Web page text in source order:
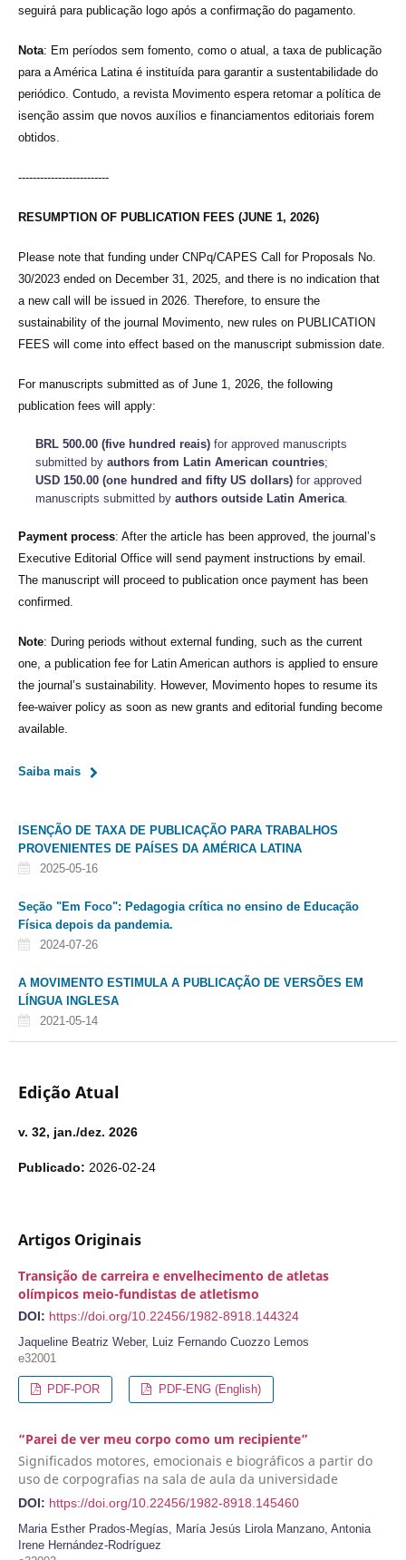
seguirá para publicação logo após a confirmação do pagamento.
Nota: Em períodos sem fomento, como o atual, a taxa de publicação
para a América Latina é instituída para garantir a sustentabilidade do
periódico. Contudo, a revista Movimento espera retomar a política de
isenção assim que novos auxílios e financiamentos editoriais forem
obtidos.
-------------------------
RESUMPTION OF PUBLICATION FEES (JUNE 1, 2026)
Please note that funding under CNPq/CAPES Call for Proposals No.
30/2023 ended on December 31, 2025, and there is no indication that
a new call will be issued in 2026. Therefore, to ensure the
sustainability of the journal Movimento, new rules on PUBLICATION
FEES will come into effect based on the manuscript submission date.
For manuscripts submitted as of June 1, 2026, the following
publication fees will apply:
BRL 500.00 (five hundred reais)for approved manuscripts
submitted byauthors from Latin American countries;
USD 150.00 (one hundred and fifty US dollars)for approved
manuscripts submitted byauthors outside Latin America.
Payment process: After the article has been approved, the journal’s
Executive Editorial Office will send payment instructions by email.
The manuscript will proceed to publication once payment has been
confirmed.
Note: During periods without external funding, such as the current
one, a publication fee for Latin American authors is applied to ensure
the journal’s sustainability. However, Movimento hopes to resume its
fee-waiver policy as soon as new grants and editorial funding become
available.
Saiba mais
ISENÇÃO DE TAXA DE PUBLICAÇÃO PARA TRABALHOS
PROVENIENTES DE PAÍSES DA AMÉRICA LATINA
2025-05-16
Seção "Em Foco": Pedagogia crítica no ensino de Educação
Física depois da pandemia.
2024-07-26
A MOVIMENTO ESTIMULA A PUBLICAÇÃO DE VERSÕES EM
LÍNGUA INGLESA
2021-05-14
Edição Atual
v. 32, jan./dez. 2026
Publicado: 2026-02-24
Artigos Originais
Transição de carreira e envelhecimento de atletas
olímpicos meio-fundistas de atletismo
DOI: https://doi.org/10.22456/1982-8918.144324
Jaqueline Beatriz Weber, Luiz Fernando Cuozzo Lemos
e32001
PDF-POR PDF-ENG (English)
“Parei de ver meu corpo como um recipiente”
Significados motores, emocionais e biográficos a partir do
uso de corpografias na sala de aula da universidade
DOI: https://doi.org/10.22456/1982-8918.145460
Maria Esther Prados-Megías, María Jesús Lirola Manzano, Antonia
Irene Hernández-Rodríguez